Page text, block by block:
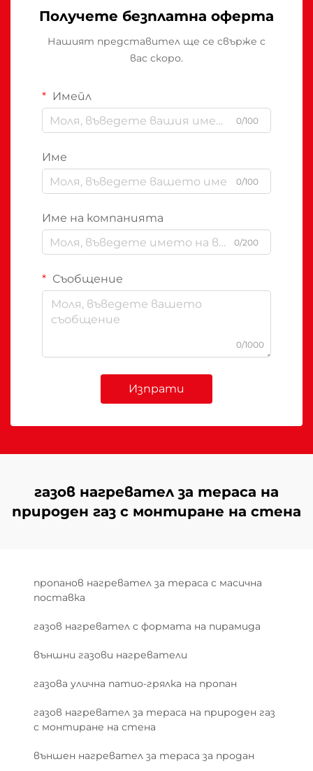
Получете безплатна оферта
Нашият представител ще се свърже с
вас скоро.
Имейл
0/100
Име
0/100
Име на компанията
0/200
Съобщение
0/1000
Изпрати
газов нагревател за тераса на
природен газ с монтиране на стена
пропанов нагревател за тераса с масична
поставка
газов нагревател с формата на пирамида
външни газови нагреватели
газова улична патио-грялка на пропан
газов нагревател за тераса на природен газ
с монтиране на стена
външен нагревател за тераса за продан